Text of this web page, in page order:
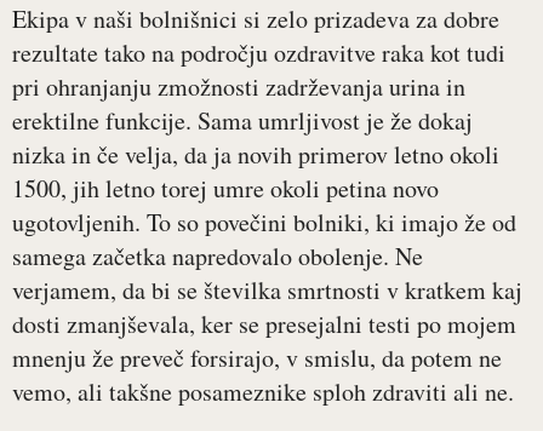
Ekipa v naši bolnišnici si zelo prizadeva za dobre
rezultate tako na področju ozdravitve raka kot tudi
pri ohranjanju zmožnosti zadrževanja urina in
erektilne funkcije. Sama umrljivost je že dokaj
nizka in če velja, da ja novih primerov letno okoli
1500, jih letno torej umre okoli petina novo
ugotovljenih. To so povečini bolniki, ki imajo že od
samega začetka napredovalo obolenje. Ne
verjamem, da bi se številka smrtnosti v kratkem kaj
dosti zmanjševala, ker se presejalni testi po mojem
mnenju že preveč forsirajo, v smislu, da potem ne
vemo, ali takšne posameznike sploh zdraviti ali ne.